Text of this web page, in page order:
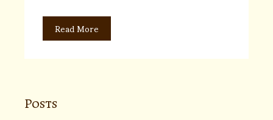
Read More
Posts